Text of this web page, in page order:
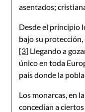
asentados;
Desde el principio
bajo su
[3] Llegando a
único en toda
país donde la
Los monarcas, en
concedían a